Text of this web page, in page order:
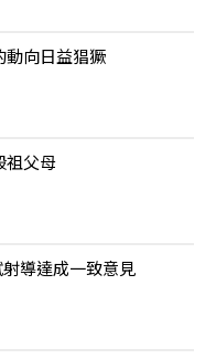
動向日益猖獗
祖父母
導達成一致意見